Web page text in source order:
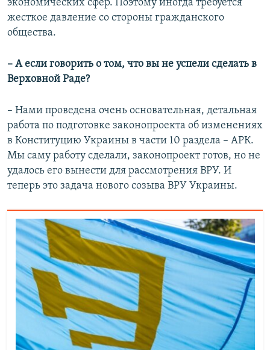
экономических сфер. Поэтому иногда требуется
жесткое давление со стороны гражданского
общества.
–​ А если говорить о том, что вы не успели сделать в
Верховной Раде?
– Нами проведена очень основательная, детальная
работа по подготовке законопроекта об изменениях
в Конституцию Украины в части 10 раздела – АРК.
Мы саму работу сделали, законопроект готов, но не
удалось его вынести для рассмотрения ВРУ. И
теперь это задача нового созыва ВРУ Украины.